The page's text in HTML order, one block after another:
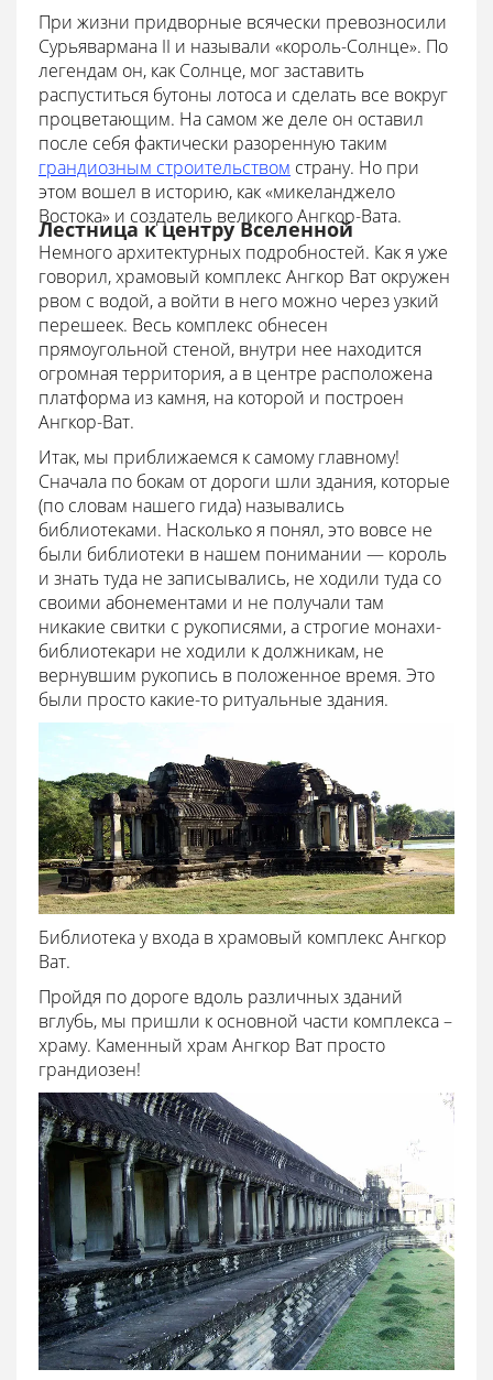
При жизни придворные всячески превозносили
Сурьявармана II и называли «король-Солнце». По
легендам он, как Солнце, мог заставить
распуститься бутоны лотоса и сделать все вокруг
процветающим. На самом же деле он оставил
после себя фактически разоренную таким
грандиозным строительством страну. Но при
этом вошел в историю, как «микеланджело
Востока» и создатель великого Ангкор-Вата.
Лестница к центру Вселенной
Немного архитектурных подробностей. Как я уже
говорил, храмовый комплекс Ангкор Ват окружен
рвом с водой, а войти в него можно через узкий
перешеек. Весь комплекс обнесен
прямоугольной стеной, внутри нее находится
огромная территория, а в центре расположена
платформа из камня, на которой и построен
Ангкор-Ват.
Итак, мы приближаемся к самому главному!
Сначала по бокам от дороги шли здания, которые
(по словам нашего гида) назывались
библиотеками. Насколько я понял, это вовсе не
были библиотеки в нашем понимании — король
и знать туда не записывались, не ходили туда со
своими абонементами и не получали там
никакие свитки с рукописями, а строгие монахи-
библиотекари не ходили к должникам, не
вернувшим рукопись в положенное время. Это
были просто какие-то ритуальные здания.
Библиотека у входа в храмовый комплекс Ангкор
Ват.
Пройдя по дороге вдоль различных зданий
вглубь, мы пришли к основной части комплекса –
храму. Каменный храм Ангкор Ват просто
грандиозен!